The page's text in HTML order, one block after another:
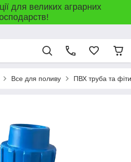
для великих аграрних
Все для поливу ПВХ труба та